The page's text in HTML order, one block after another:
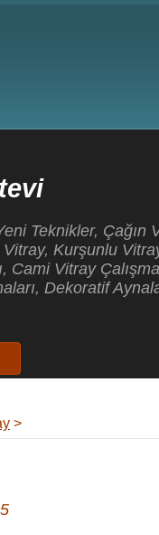
Teknikler, Çağın
Kurşunlu
Cami Vitray
Dekoratif
>